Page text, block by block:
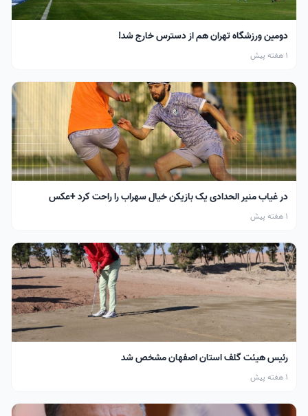
دومین ورزشگاه تهران هم از دسترس خارج شد!
1 هفته پیش
در غیاب منیر الحدادی یک بازیکن خیال سهراب را راحت کرد +عکس
1 هفته پیش
رئیس هیئت گلف استان اصفهان مشخص شد
1 هفته پیش